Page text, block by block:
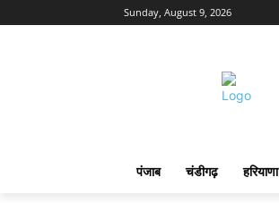
Sunday, August 9, 2026
पंजाब चंडीगढ़ हरियाणा